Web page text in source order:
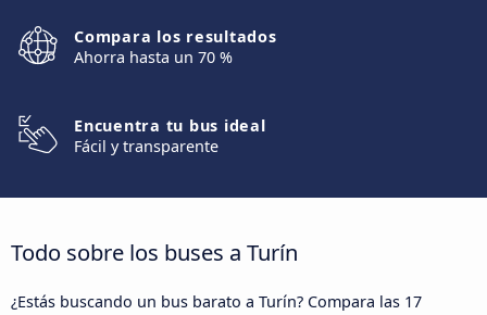
Compara los resultados
Ahorra hasta un 70 %
Encuentra tu bus ideal
Fácil y transparente
Todo sobre los buses a Turín
¿Estás buscando un bus barato a Turín? Compara las 17